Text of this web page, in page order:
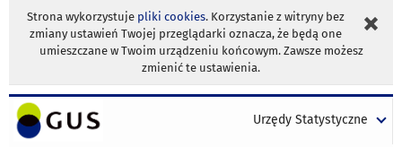
Strona wykorzystuje pliki cookies. Korzystanie z witryny bez
zmiany ustawień Twojej przeglądarki oznacza, że będą one
umieszczane w Twoim urządzeniu końcowym. Zawsze możesz
zmienić te ustawienia.
Urzędy Statystyczne